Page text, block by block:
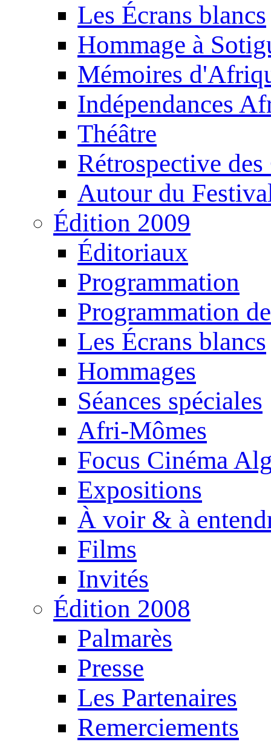
Les Écrans blancs
Hommage à
Mémoires
Indépendances
Théâtre
Rétrospective
Autour du
Édition 2009
Éditoriaux
Programmation
Programmation
Les Écrans blancs
Hommages
Séances spéciales
Afri-Mômes
Focus Cinéma
Expositions
À voir & à
Films
Invités
Édition 2008
Palmarès
Presse
Les Partenaires
Remerciements